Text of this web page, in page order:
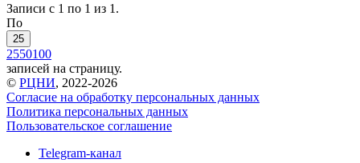
Записи с 1 по 1 из 1.
По
25
2550100
записей на страницу.
© РЦНИ, 2022-2026
Согласие на обработку персональных данных
Политика персональных данных
Пользовательское соглашение
Telegram-канал